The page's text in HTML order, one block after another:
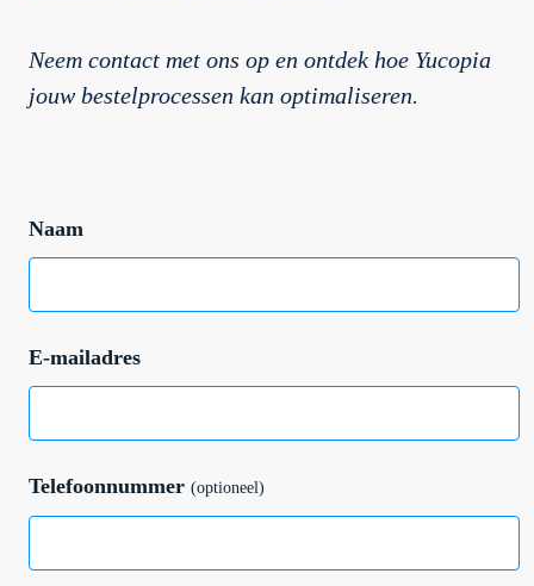
Neem contact met ons op en ontdek hoe Yucopia
jouw bestelprocessen kan optimaliseren.
Naam
E-mailadres
Telefoonnummer (optioneel)